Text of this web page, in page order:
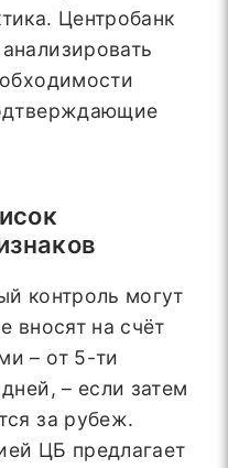
Центробанк
контроль могут
вносят на счёт
– от 5-ти
– если затем
за рубеж.
ЦБ предлагает